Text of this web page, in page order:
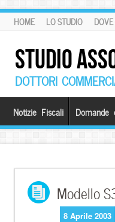
HOME LO STUDIO
STUDIO
DOTTORI
Notizie Fiscali Domande
Modello
8 Aprile 2003